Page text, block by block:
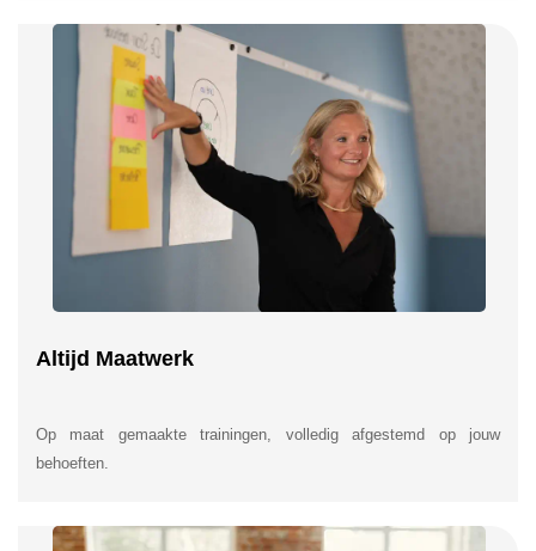
Altijd Maatwerk
Op maat gemaakte trainingen, volledig afgestemd op jouw
behoeften.